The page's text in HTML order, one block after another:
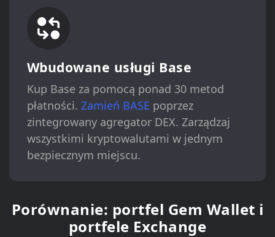
Wbudowane usługi Base
Kup Base za pomocą ponad 30 metod
płatności. Zamień BASE poprzez
zintegrowany agregator DEX. Zarządzaj
wszystkimi kryptowalutami w jednym
bezpiecznym miejscu.
Porównanie: portfel Gem Wallet i
portfele Exchange